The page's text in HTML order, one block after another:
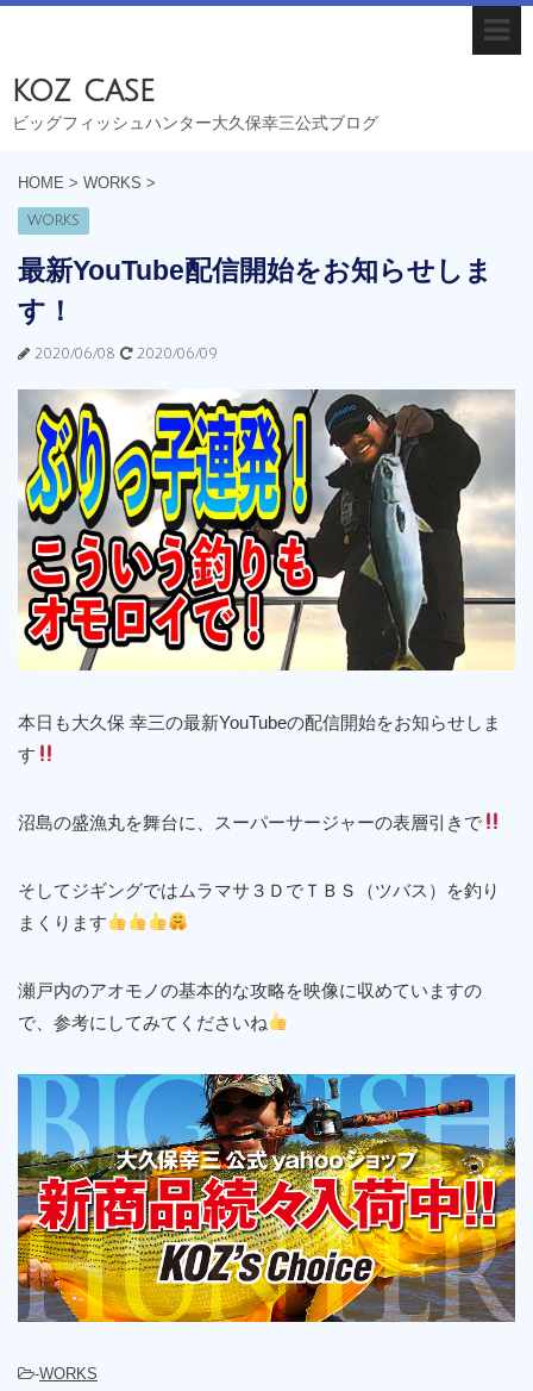
koz case
ビッグフィッシュハンター大久保幸三公式ブログ
HOME > WORKS >
WORKS
最新YouTube配信開始をお知らせしま
す！
2020/06/08 2020/06/09
本日も大久保 幸三の最新YouTubeの配信開始をお知らせしま
す
沼島の盛漁丸を舞台に、スーパーサージャーの表層引きで
そしてジギングではムラマサ３ＤでＴＢＳ（ツバス）を釣り
まくります
瀬戸内のアオモノの基本的な攻略を映像に収めていますの
で、参考にしてみてくださいね
-WORKS